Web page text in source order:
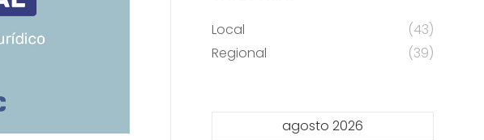
Local
(43)
Regional
(39)
agosto 2026